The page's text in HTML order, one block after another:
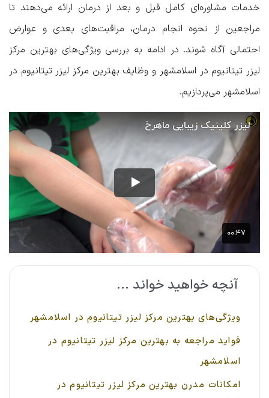
خدمات مشاوره‌ای کامل قبل و بعد از درمان ارائه می‌دهند تا
مراجعین از نحوه انجام درمان، مراقبت‌های بعدی و عوارض
احتمالی آگاه شوند. در ادامه به بررسیویژگی‌های بهترین مرکز
لیزر تیتانیوم در اسلامشهر و وظایف بهترین مرکز لیزر تیتانیوم در
اسلامشهر می‌پردازیم.
آنچه خواهید خواند ...
ویژگی‌های بهترین مرکز لیزر تیتانیوم در اسلامشهر
فواید مراجعه به بهترین مرکز لیزر تیتانیوم در
اسلامشهر
امکانات مدرن بهترین مرکز لیزر تیتانیوم در